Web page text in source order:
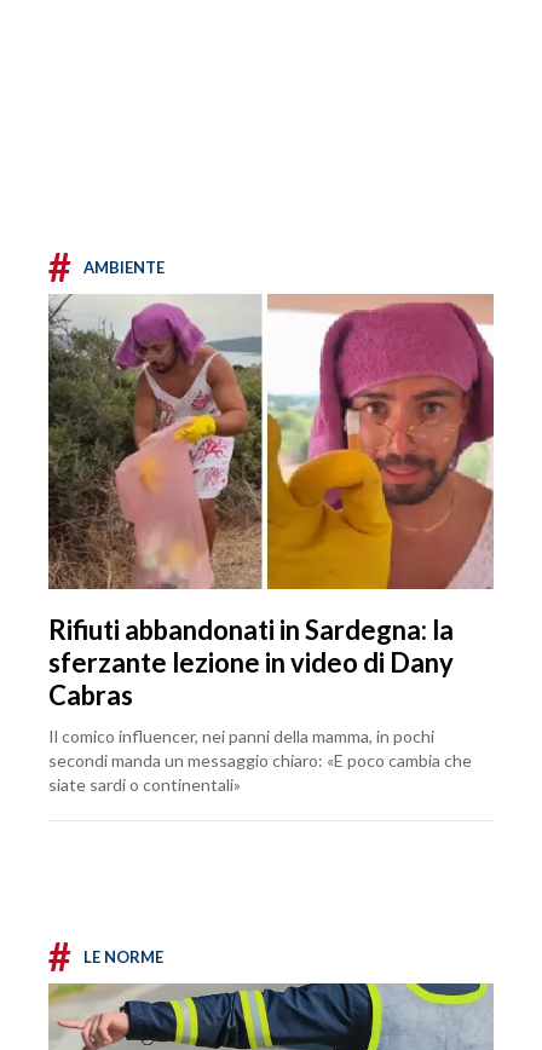
# AMBIENTE
Rifiuti abbandonati in Sardegna: la
sferzante lezione in video di Dany
Cabras
Il comico influencer, nei panni della mamma, in pochi
secondi manda un messaggio chiaro: «E poco cambia che
siate sardi o continentali»
# LE NORME